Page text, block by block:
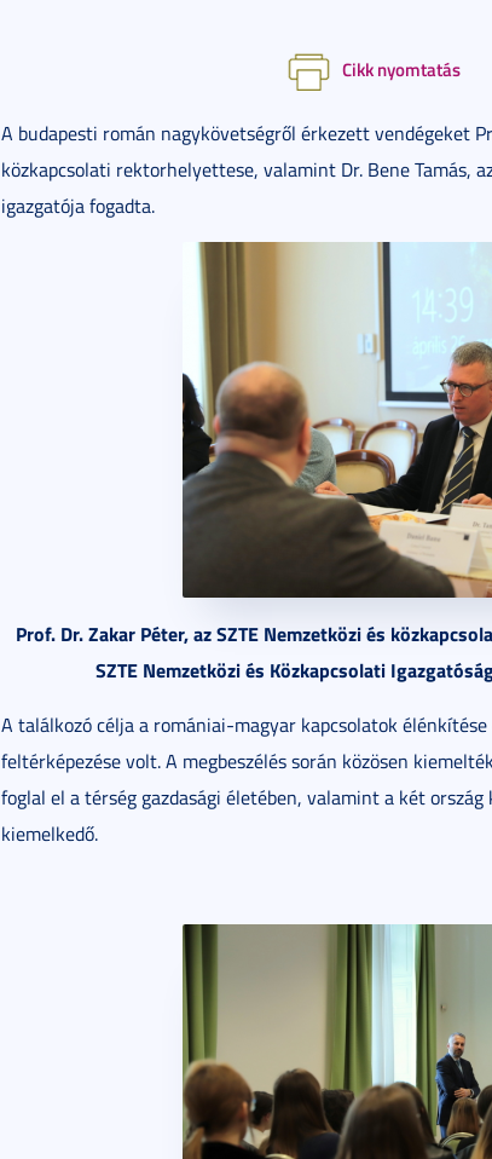
Cikk nyomtatás
A budapesti román nagykövetségről érkezett vendégeket
közkapcsolati rektorhelyettese, valamint Dr. Bene Tamás,
igazgatója fogadta.
Prof. Dr. Zakar Péter, az SZTE Nemzetközi és
SZTE Nemzetközi és Közkapcsolati
A találkozó célja a romániai-magyar kapcsolatok
feltérképezése volt. A megbeszélés során közösen
foglal el a térség gazdasági életében, valamint a két
kiemelkedő.